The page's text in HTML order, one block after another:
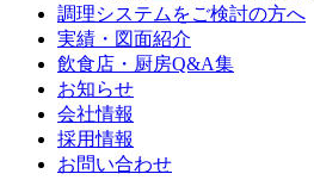
調理システムをご検討の方へ
実績・図面紹介
飲食店・厨房Q&A集
お知らせ
会社情報
採用情報
お問い合わせ